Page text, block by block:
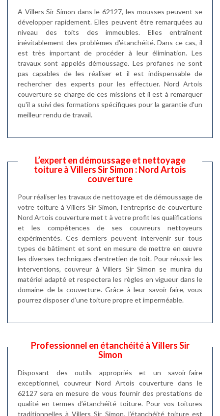
A Villers Sir Simon dans le 62127, les mousses peuvent se
développer rapidement. Elles peuvent être remarquées au
niveau des toits des immeubles. Elles entraînent
inévitablement des problèmes d'étanchéité. Dans ce cas, il
est très important de procéder à leur élimination. Les
travaux sont appelés démoussage. Les profanes ne sont
pas capables de les réaliser et il est indispensable de
rechercher des experts pour les effectuer. Nord Artois
couverture se charge de ces missions et il est à remarquer
qu'il a suivi des formations spécifiques pour la garantie d'un
meilleur rendu de travail.
L’expert en démoussage et nettoyage
toiture à Villers Sir Simon : Nord Artois
couverture
Pour réaliser les travaux de nettoyage et de démoussage de
votre toiture à Villers Sir Simon, l’entreprise de couverture
Nord Artois couverture met t à votre profit les qualifications
et les compétences de ses couvreurs nettoyeurs
expérimentés. Ces derniers peuvent intervenir sur tous
types de bâtiment et sont en mesure de mettre en œuvre
les diverses techniques d’entretien de toit. Pour réussir les
interventions, couvreur à Villers Sir Simon se munira du
matériel adapté et respectera les règles en vigueur dans le
domaine de la couverture. Grâce à leur savoir-faire, vous
pourrez disposer d’une toiture propre et imperméable.
Professionnel en étanchéité à Villers Sir
Simon
Disposant des outils appropriés et un savoir-faire
exceptionnel, couvreur Nord Artois couverture dans le
62127 sera en mesure de vous fournir des prestations de
qualité en termes d’étanchéité toiture. Pour vos toitures
traditionnelles à Villers Sir Simon, l’étanchéité toiture est